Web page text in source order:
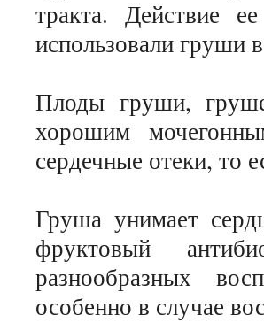
тракта. Действие
использовали груши
Плоды груши,
хорошим
сердечные отеки, то
Груша унимает
фруктовый
разнообразных
особенно в случае